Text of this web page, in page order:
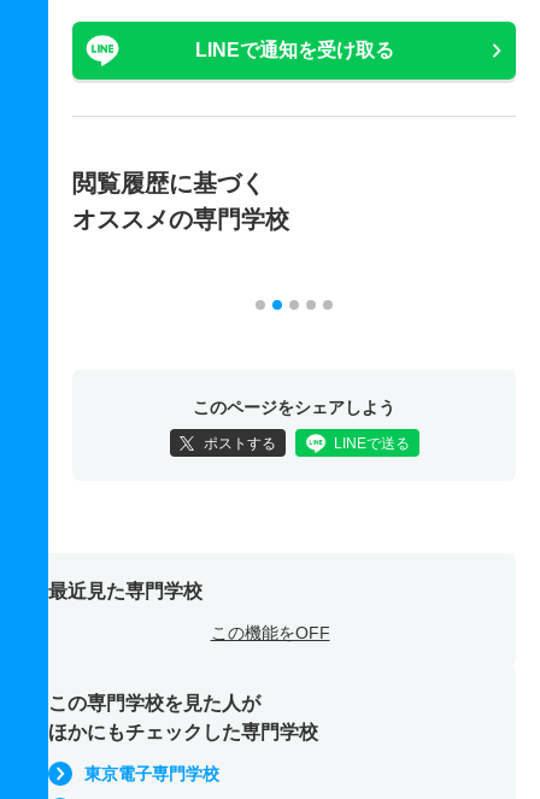
LINEで通知を受け取る
閲覧履歴に基づく
オススメの専門学校
このページをシェアしよう
ポストする LINEで送る
最近見た専門学校
この機能をOFF
この専門学校を見た人が
ほかにもチェックした専門学校
東京電子専門学校